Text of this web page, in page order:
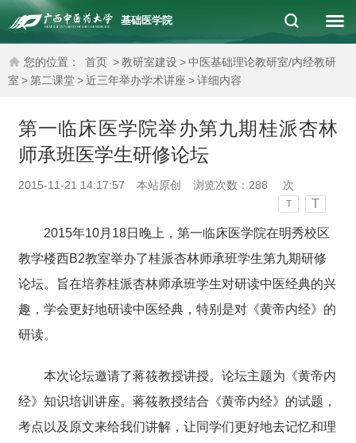
基础医学院
您的位置： 首页 >教研室建设 >中医基础理论教研室/内经教研
室 >第二课堂>近三年举办学术讲座 >详细内容
第一临床医学院举办第九期桂派杏林
师承班医学生研修论坛
2015-11-21 14:17:57 本站原创 浏览次数： 288 次
T T
2015年10月18日晚上，第一临床医学院在明秀校区
教学楼西B2教室举办了桂派杏林师承班学生第九期研修
论坛。旨在培养桂派杏林师承班学生对研读中医经典的兴
趣，学会更好地研读中医经典，特别是对《黄帝内经》的
研读。
本次论坛邀请了蒋筱教授讲授。论坛主题为《黄帝内
经》知识培训讲座。蒋筱教授结合《黄帝内经》的试题，
考点以及原文来给我们讲解，让同学们更好地去记忆和理